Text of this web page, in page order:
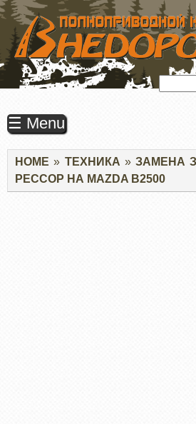
ПЕРЕЙТИ
ОСНОВНОМУ
СОДЕРЖАНИЮ
☰ Menu
Строка
навигации
HOME ТЕХНИКА
ЗАМЕНА
РЕССОР НА MAZDA B2500